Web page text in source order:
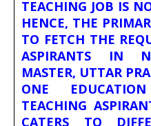
TEACHING JOB IS
HENCE, THE
TO FETCH THE
ASPIRANTS IN
MASTER, UTTAR
ONE
TEACHING
CATERS TO